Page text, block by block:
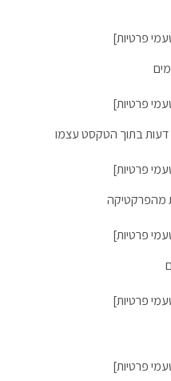
פרטיות]
פרטיות]
דעות בתוך הטקסט עצמו
פרטיות]
מהפרקטיקה
פרטיות]
פרטיות]
פרטיות]